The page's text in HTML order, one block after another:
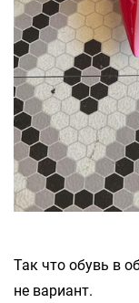
Так что обувь в
не вариант.